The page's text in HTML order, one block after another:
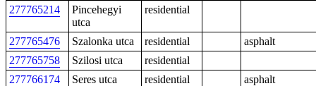
277765214
Pincehegyi
utca
residential
277765476 Szalonka utca residential
asphalt
277765758
Szilosi utca
residential
277766174
Seres utca residential
asphalt